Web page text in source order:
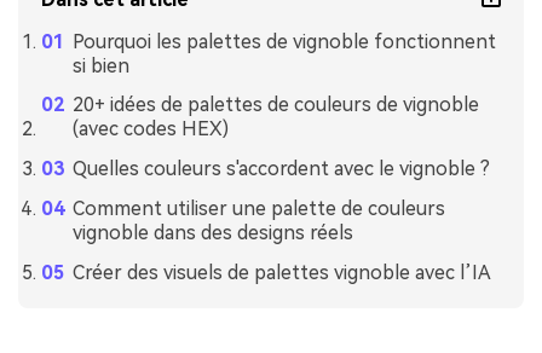
Pourquoi les palettes de vignoble fonctionnent
si bien
20+ idées de palettes de couleurs de vignoble
(avec codes HEX)
Quelles couleurs s'accordent avec le vignoble ?
Comment utiliser une palette de couleurs
vignoble dans des designs réels
Créer des visuels de palettes vignoble avec l’IA